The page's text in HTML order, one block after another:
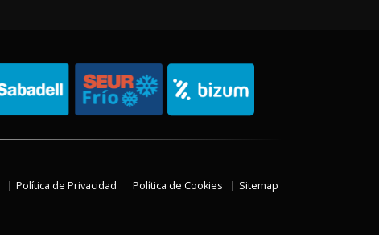
Política de Privacidad Política de Cookies Sitemap